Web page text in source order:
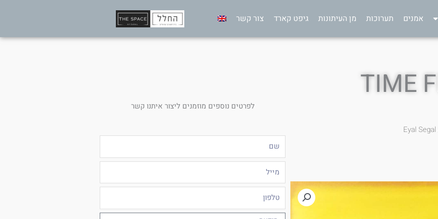
אמנים תערוכות מן העיתונות גיפט קארד צור קשר
TIME
Eyal Segal
לפרטים נוספים מוזמנים ליצור איתנו קשר
טלפון